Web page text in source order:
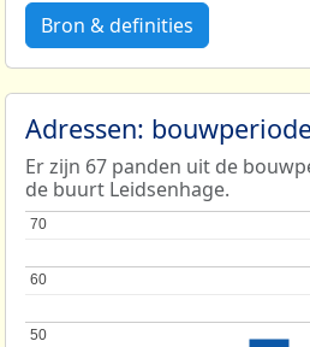
Bron & definities
Adressen:
Er zijn 67 panden uit de
de buurt Leidsenhage.
50
50
60
60
70
70